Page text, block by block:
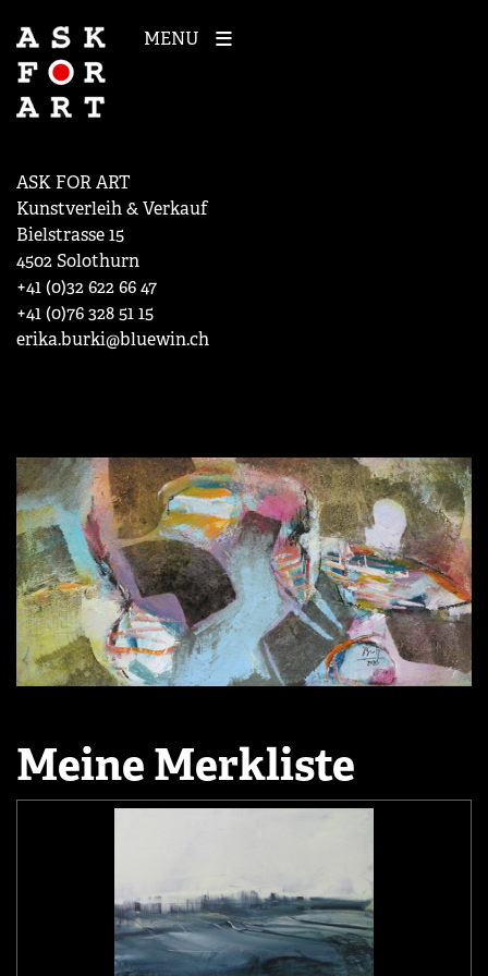
MENU
ASK FOR ART
Kunstverleih & Verkauf
Bielstrasse 15
4502 Solothurn
+41 (0)32 622 66 47
+41 (0)76 328 51 15
erika.burki@bluewin.ch
Meine Merkliste